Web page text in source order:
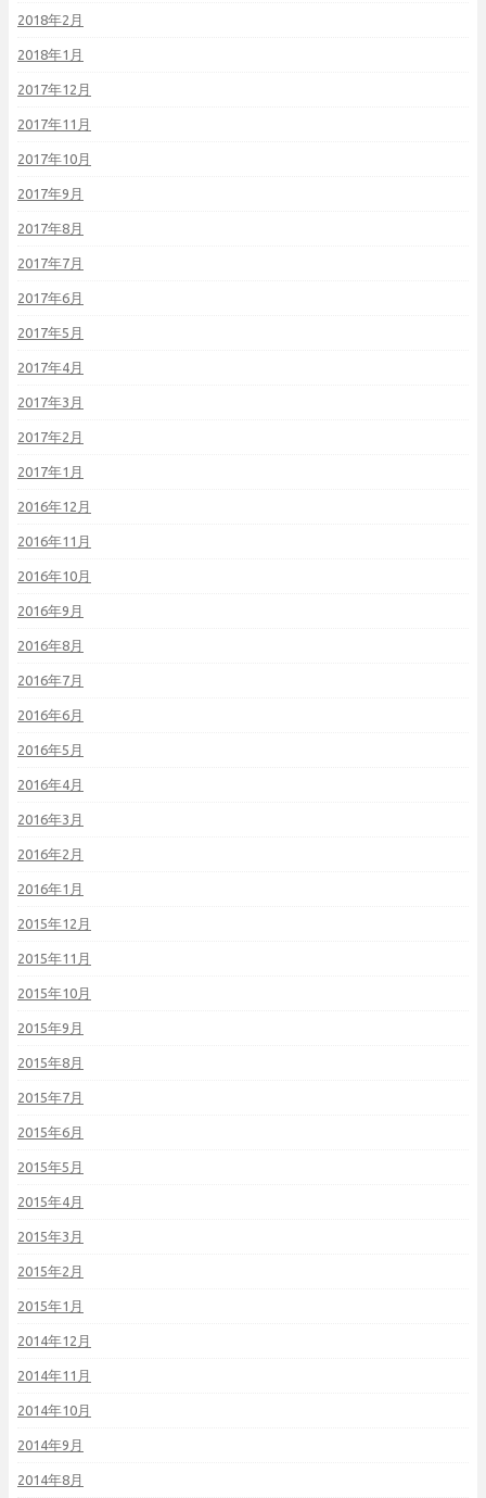
2018年2月
2018年1月
2017年12月
2017年11月
2017年10月
2017年9月
2017年8月
2017年7月
2017年6月
2017年5月
2017年4月
2017年3月
2017年2月
2017年1月
2016年12月
2016年11月
2016年10月
2016年9月
2016年8月
2016年7月
2016年6月
2016年5月
2016年4月
2016年3月
2016年2月
2016年1月
2015年12月
2015年11月
2015年10月
2015年9月
2015年8月
2015年7月
2015年6月
2015年5月
2015年4月
2015年3月
2015年2月
2015年1月
2014年12月
2014年11月
2014年10月
2014年9月
2014年8月